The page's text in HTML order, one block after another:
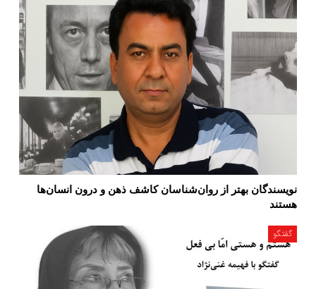
نویسندگان بهتر از روان‌شناسان کاشف ذهن و درون انسان‌ها
هستند
گفتگو